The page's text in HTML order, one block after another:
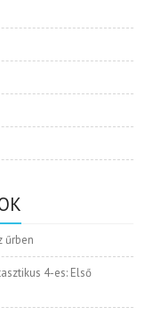
űrben
4-es: Első